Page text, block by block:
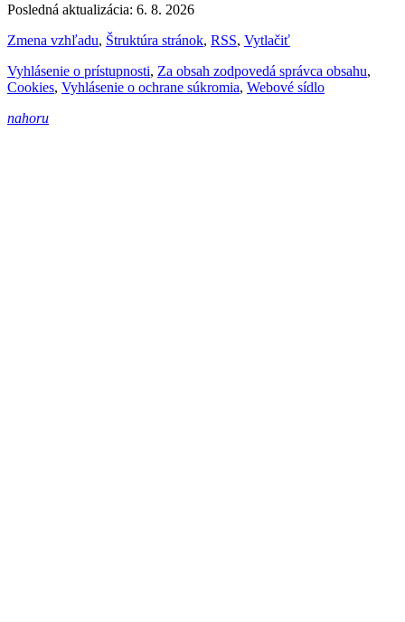
Posledná aktualizácia: 6. 8. 2026
Zmena vzhľadu, Štruktúra stránok, RSS, Vytlačiť
Vyhlásenie o prístupnosti, Za obsah zodpovedá správca obsahu,
Cookies, Vyhlásenie o ochrane súkromia, Webové sídlo
nahoru